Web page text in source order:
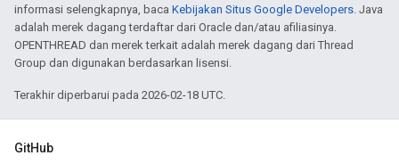
informasi selengkapnya, baca Kebijakan Situs Google Developers. Java
adalah merek dagang terdaftar dari Oracle dan/atau afiliasinya.
OPENTHREAD dan merek terkait adalah merek dagang dari Thread
Group dan digunakan berdasarkan lisensi.
Terakhir diperbarui pada 2026-02-18 UTC.
GitHub